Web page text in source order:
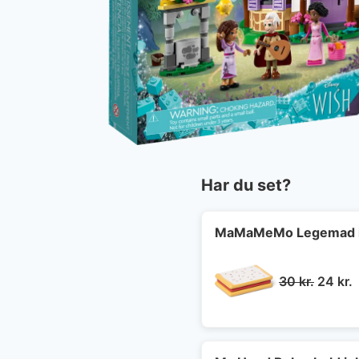
Har du set?
MaMaMeMo
30kr. Den
24 kr.